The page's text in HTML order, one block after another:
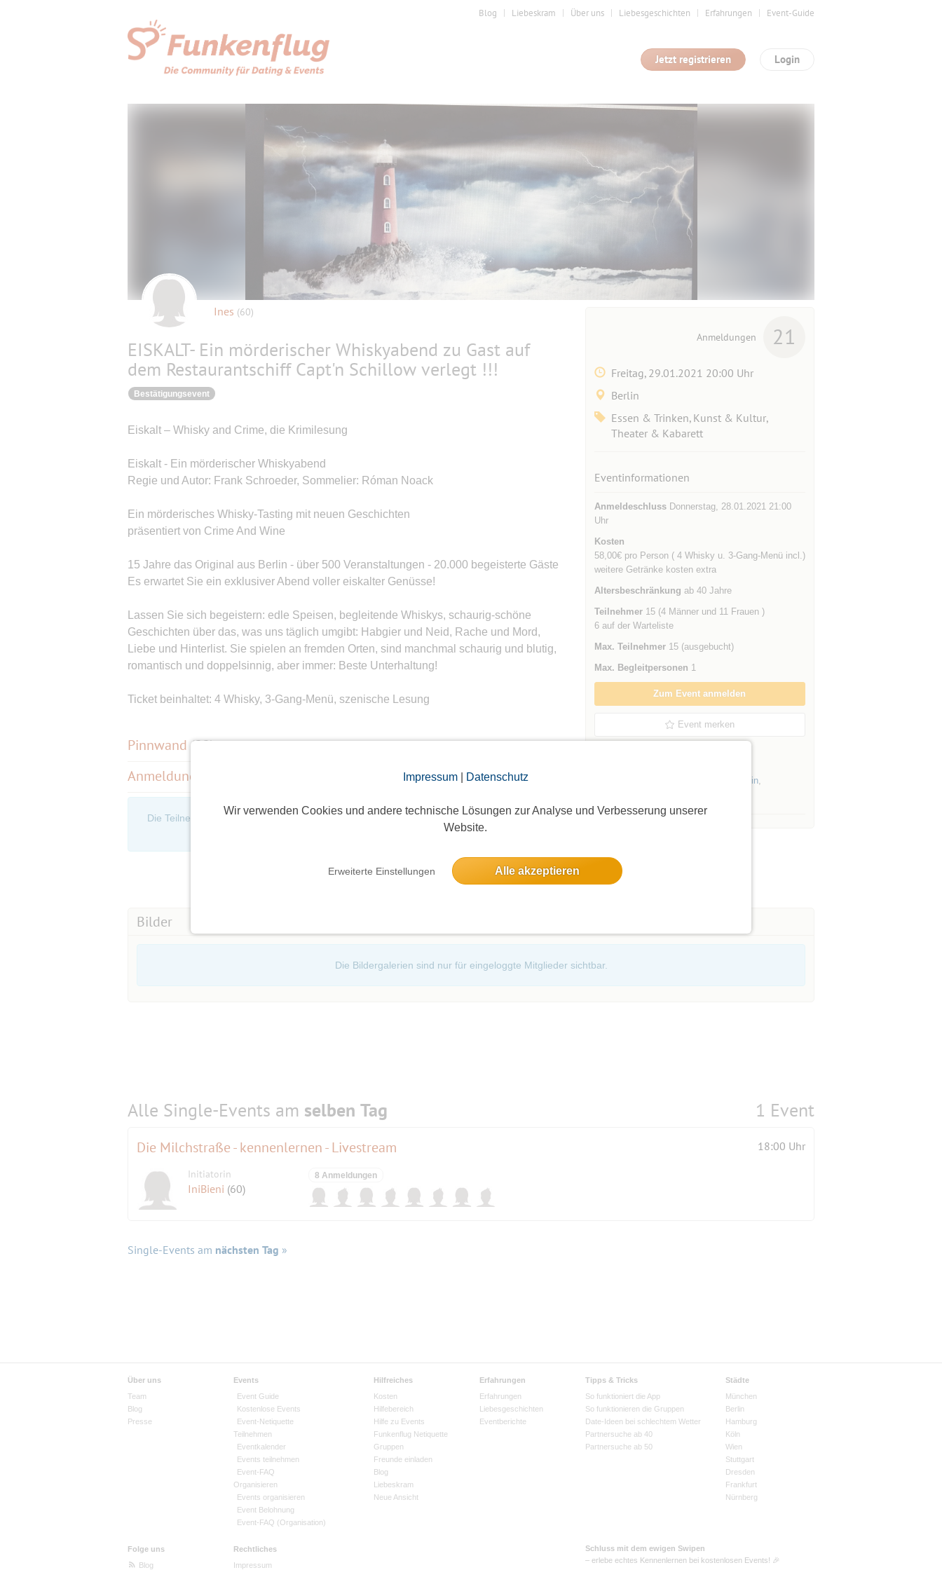
Impressum| Datenschutz
Wir verwenden Cookies und andere technische Lösungen zur Analyse und Verbesserung unserer
Website.
Erweiterte Einstellungen Alle akzeptieren
Blog Liebeskram Über uns Liebesgeschichten Erfahrungen Event-Guide
Login
Jetzt registrieren
Ines (60)
EISKALT- Ein mörderischer Whiskyabend zu Gast auf
dem Restaurantschiff Capt'n Schillow verlegt !!!
Bestätigungsevent
Eiskalt – Whisky and Crime, die Krimilesung
Eiskalt - Ein mörderischer Whiskyabend
Regie und Autor: Frank Schroeder, Sommelier: Róman Noack
Ein mörderisches Whisky-Tasting mit neuen Geschichten
präsentiert von Crime And Wine
15 Jahre das Original aus Berlin - über 500 Veranstaltungen - 20.000 begeisterte Gäste
Es erwartet Sie ein exklusiver Abend voller eiskalter Genüsse!
Lassen Sie sich begeistern: edle Speisen, begleitende Whiskys, schaurig-schöne
Geschichten über das, was uns täglich umgibt: Habgier und Neid, Rache und Mord,
Liebe und Hinterlist. Sie spielen an fremden Orten, sind manchmal schaurig und blutig,
romantisch und doppelsinnig, aber immer: Beste Unterhaltung!
Ticket beinhaltet: 4 Whisky, 3-Gang-Menü, szenische Lesung
Pinnwand(22)
Anmeldungen
Die Teilnehmerliste ist nur für eingeloggte Mitglieder sichtbar. Log dich ein oder melde dich
Anmeldungen 21
Freitag, 29.01.2021 20:00 Uhr
Berlin
Essen & Trinken, Kunst & Kultur,
Theater & Kabarett
Eventinformationen
AnmeldeschlussDonnerstag, 28.01.2021 21:00
Uhr
Kosten
58,00€ pro Person ( 4 Whisky u. 3-Gang-Menü incl.)
weitere Getränke kosten extra
Altersbeschränkung ab 40 Jahre
Teilnehmer15 (4 Männer und 11 Frauen )
6 auf der Warteliste
Max. Teilnehmer15 (ausgebucht)
Max. Begleitpersonen 1
Zum Event anmelden
Event merken
Berlin,
Bilder
Die Bildergalerien sind nur für eingeloggte Mitglieder sichtbar.
Alle Single-Events am selben Tag 1 Event
Die Milchstraße - kennenlernen - Livestream 18:00 Uhr
Initiatorin
IniBieni (60)
8 Anmeldungen
Single-Events am nächsten Tag »
Über uns
Team
Blog
Presse
Events
Event Guide
Kostenlose Events
Event-Netiquette
Teilnehmen
Eventkalender
Events teilnehmen
Event-FAQ
Organisieren
Events organisieren
Event Belohnung
Event-FAQ (Organisation)
Hilfreiches
Kosten
Hilfebereich
Hilfe zu Events
Funkenflug Netiquette
Gruppen
Freunde einladen
Blog
Liebeskram
Neue Ansicht
Erfahrungen
Erfahrungen
Liebesgeschichten
Eventberichte
Tipps & Tricks
So funktioniert die App
So funktionieren die Gruppen
Date-Ideen bei schlechtem Wetter
Partnersuche ab 40
Partnersuche ab 50
Städte
München
Berlin
Hamburg
Köln
Wien
Stuttgart
Dresden
Frankfurt
Nürnberg
Folge uns
Blog
Rechtliches
Impressum
Schluss mit dem ewigen Swipen
– erlebe echtes Kennenlernen bei kostenlosen Events! 🎉